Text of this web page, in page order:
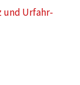
und Urfahr-
Medien-